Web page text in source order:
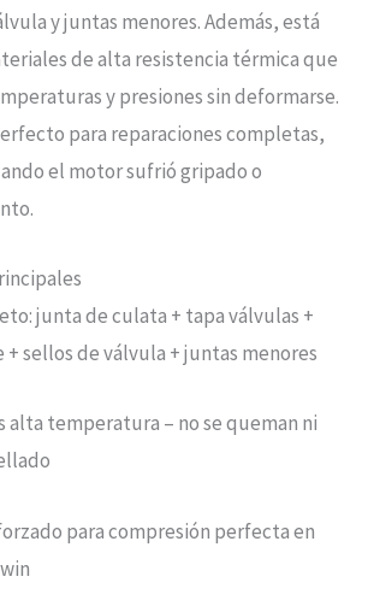
y juntas menores. Además, está
de alta resistencia térmica que
y presiones sin deformarse.
para reparaciones completas,
el motor sufrió gripado o
junta de culata + tapa válvulas +
+ sellos de válvula + juntas menores
alta temperatura – no se queman ni
para compresión perfecta en